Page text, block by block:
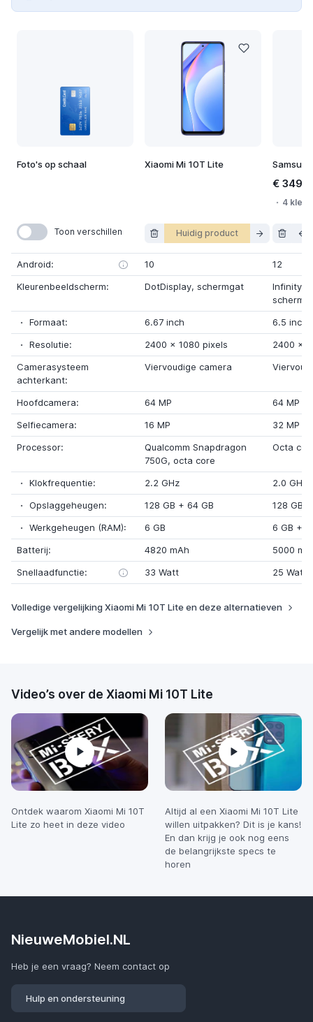
Foto's op schaal Xiaomi Mi 10T Lite
€
4
Toon verschillen Huidig product
Android: 10
12
Kleurenbeeldscherm:
DotDisplay, schermgat
Infinity-
Formaat:
6.67 inch
6.5 inch
Resolutie:
2400 x 1080 pixels 2400 x
Camerasysteem
achterkant:
Viervoudige camera
Hoofdcamera: 64 MP
64 MP
Selfiecamera:
16 MP
32 MP
Processor:
Qualcomm Snapdragon
750G, octa core
Octa
Klokfrequentie: 2.2 GHz 2.0 GHz
Opslaggeheugen:
128 GB + 64 GB 128 GB
Werkgeheugen (RAM):
6 GB 6 GB +
Batterij:
4820 mAh
5000
Snellaadfunctie:
33 Watt 25 Watt
Volledige vergelijking Xiaomi Mi 10T Lite en deze alternatieven
Vergelijk met andere modellen
Video’s over de Xiaomi Mi 10T Lite
Ontdek waarom Xiaomi Mi 10T
Lite zo heet in deze video
Altijd al een Xiaomi Mi 10T Lite
willen uitpakken? Dit is je kans!
En dan krijg je ook nog eens
de belangrijkste specs te
horen
NieuweMobiel.NL
Heb je een vraag? Neem contact op
Hulp en ondersteuning